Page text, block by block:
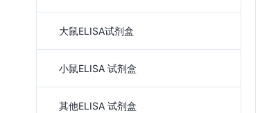
大鼠ELISA试剂盒
小鼠ELISA 试剂盒
其他ELISA 试剂盒